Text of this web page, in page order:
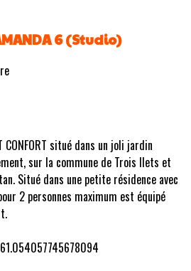
6 (Studio)
CONFORT situé dans un joli jardin
sur la commune de Trois Ilets et
Situé dans une petite résidence avec
2 personnes maximum est équipé